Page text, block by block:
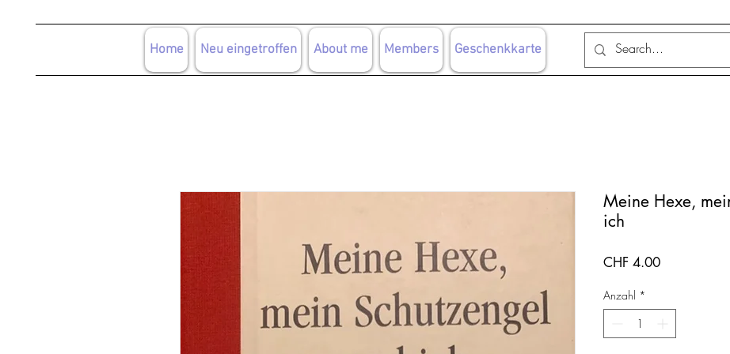
Home Neu eingetroffen About me Members Geschenkkarte
Meine Hexe,
ich
CHF 4.00Preis
Anzahl *